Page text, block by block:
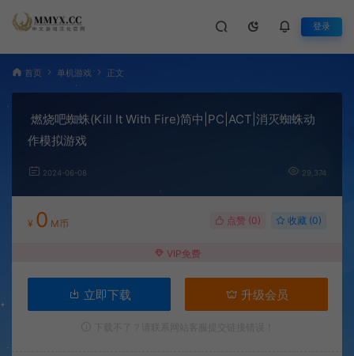
登录
首页 单机游戏 正文
燃烧吧蜘蛛(Kill It With Fire)简中|PC|ACT|消灭蜘蛛动
作模拟游戏
2024-06-08 29,374
¥ 0 M币 点赞 (0) 收藏 (0)
VIP免费
立即下载 升级会员